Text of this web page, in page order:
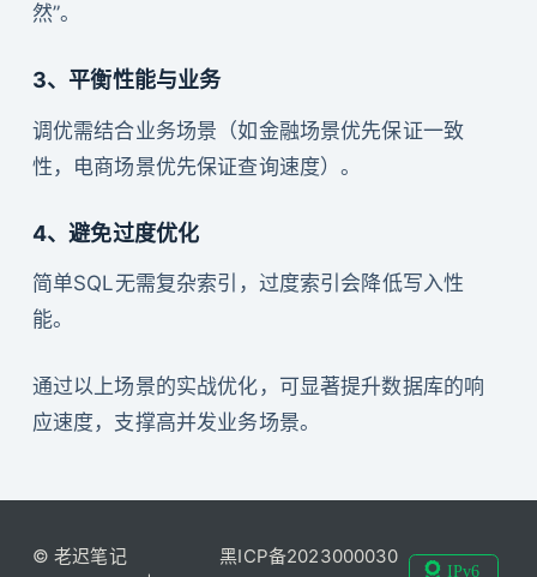
然”。
3、平衡性能与业务
调优需结合业务场景（如金融场景优先保证一致
性，电商场景优先保证查询速度）。
4、避免过度优化
简单SQL无需复杂索引，过度索引会降低写入性
能。
通过以上场景的实战优化，可显著提升数据库的响
应速度，支撑高并发业务场景。
© 老迟笔记
黑ICP备2023000030